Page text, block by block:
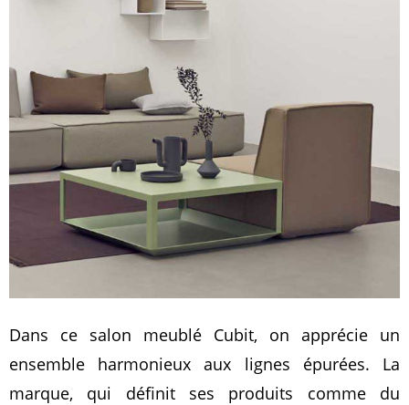
Dans ce salon meublé Cubit, on apprécie un
ensemble harmonieux aux lignes épurées. La
marque, qui définit ses produits comme du